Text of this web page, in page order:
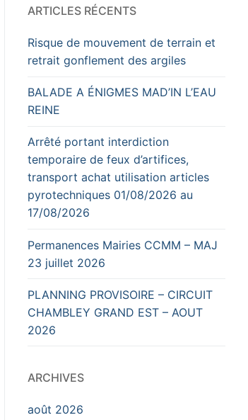
ARTICLES RÉCENTS
Risque de mouvement de terrain et
retrait gonflement des argiles
BALADE A ÉNIGMES MAD’IN L’EAU
REINE
Arrêté portant interdiction
temporaire de feux d’artifices,
transport achat utilisation articles
pyrotechniques 01/08/2026 au
17/08/2026
Permanences Mairies CCMM – MAJ
23 juillet 2026
PLANNING PROVISOIRE – CIRCUIT
CHAMBLEY GRAND EST – AOUT
2026
ARCHIVES
août 2026